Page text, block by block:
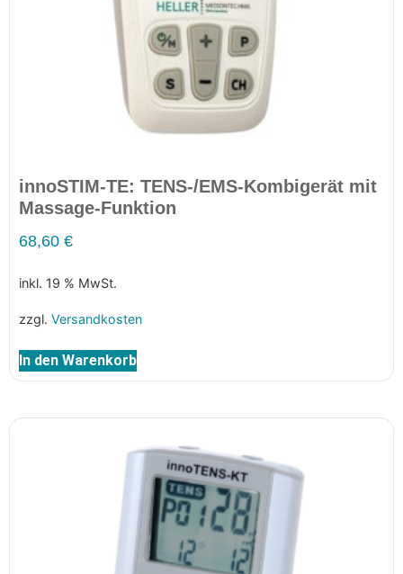
innoSTIM-TE: TENS-/EMS-Kombigerät mit
Massage-Funktion
68,60 €
inkl. 19 % MwSt.
zzgl. Versandkosten
In den Warenkorb